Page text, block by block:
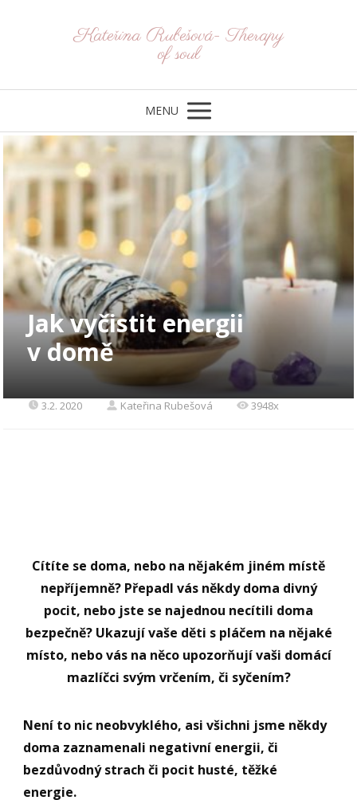
Kateřina Rubešová- Therapy
of soul
MENU
Jak vyčistit energii
v domě
3.2. 2020 Kateřina Rubešová 3948x
Cítíte se doma, nebo na nějakém jiném místě
nepříjemně? Přepadl vás někdy doma divný
pocit, nebo jste se najednou necítili doma
bezpečně? Ukazují vaše děti s pláčem na nějaké
místo, nebo vás na něco upozorňují vaši domácí
mazlíčci svým vrčením, či syčením?
Není to nic neobvyklého, asi všichni jsme někdy
doma zaznamenali negativní energii, či
bezdůvodný strach či pocit husté, těžké
energie.